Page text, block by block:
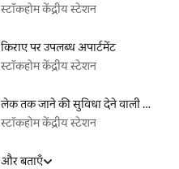
स्टॉकहोम केंद्रीय स्टेशन
किराए पर उपलब्ध अपार्टमेंट
स्टॉकहोम केंद्रीय स्टेशन
लेक तक जाने की सुविधा देने वाली किराये पर उपलब्ध लिस्टिंग
स्टॉकहोम केंद्रीय स्टेशन
और बताएँ